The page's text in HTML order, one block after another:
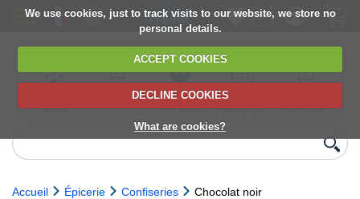
We use cookies, just to track visits to our website, we store no
personal details.
ACCEPT COOKIES
DECLINE COOKIES
What are cookies?
delivery
6,000+ products
Direct import
from Europe
Choose your
delivery date
next orders
Accueil Épicerie Confiseries Chocolat noir